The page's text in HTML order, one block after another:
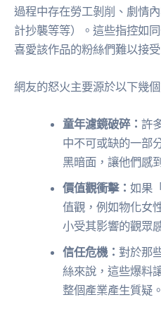
過程中存在勞工剝削、劇情
計抄襲等等）。這些指控如
喜愛該作品的粉絲們難以接受
網友的怒火主要源於以下幾個
童年濾鏡破碎：許
中不可或缺的一部
黑暗面，讓他們感
價值觀衝擊：如果
值觀，例如物化女
小受其影響的觀眾
信任危機：對於那
絲來說，這些爆料
整個產業產生質疑。